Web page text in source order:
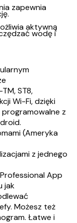
zapewnia
aktywną
wodę i
ST8,
Wi-Fi, dzięki
z
(Ameryka
z jednego
App
jak
Możesz też
Łatwe i